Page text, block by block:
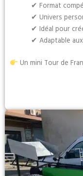
✔ Format
✔ Univers
✔ Idéal pour
✔ Adaptable
Un mini Tour de